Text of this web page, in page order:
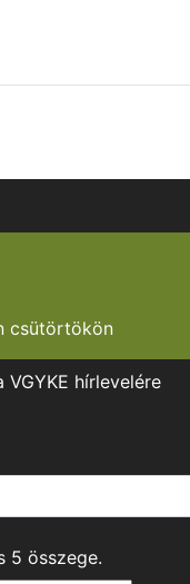
csütörtökön
hírlevelére
5 összege.